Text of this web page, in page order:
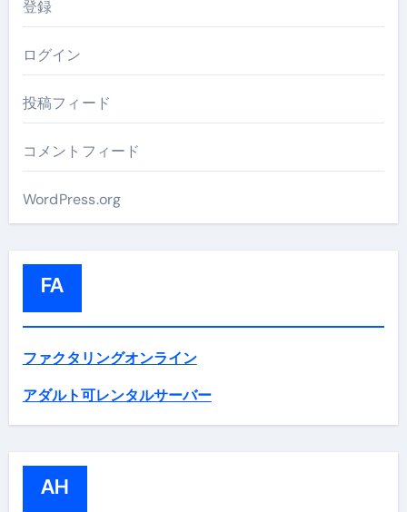
登録
ログイン
投稿フィード
コメントフィード
WordPress.org
FA
ファクタリングオンライン
アダルト可レンタルサーバー
AH